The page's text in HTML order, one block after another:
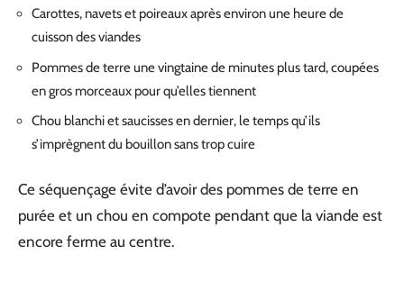
Carottes, navets et poireaux après environ une heure de
cuisson des viandes
Pommes de terre une vingtaine de minutes plus tard, coupées
en gros morceaux pour qu’elles tiennent
Chou blanchi et saucisses en dernier, le temps qu’ils
s’imprègnent du bouillon sans trop cuire
Ce séquençage évite d’avoir des pommes de terre en
purée et un chou en compote pendant que la viande est
encore ferme au centre.